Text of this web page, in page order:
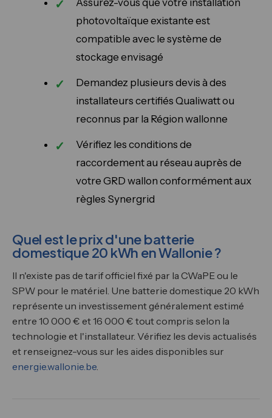
Assurez-vous que votre installation
photovoltaïque existante est
compatible avec le système de
stockage envisagé
Demandez plusieurs devis à des
installateurs certifiés Qualiwatt ou
reconnus par la Région wallonne
Vérifiez les conditions de
raccordement au réseau auprès de
votre GRD wallon conformément aux
règles Synergrid
Quel est le prix d'une batterie
domestique 20 kWh en Wallonie ?
Il n'existe pas de tarif officiel fixé par la CWaPE ou le
SPW pour le matériel. Une batterie domestique 20 kWh
représente un investissement généralement estimé
entre 10 000 € et 16 000 € tout compris selon la
technologie et l'installateur. Vérifiez les devis actualisés
et renseignez-vous sur les aides disponibles sur
energie.wallonie.be.